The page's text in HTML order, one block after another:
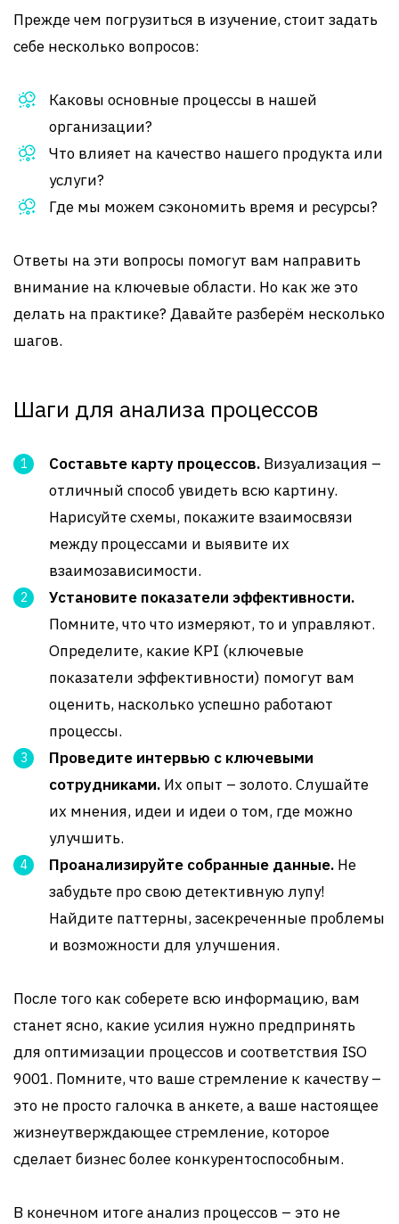
Прежде чем погрузиться в изучение, стоит задать
себе несколько вопросов:
Каковы основные процессы в нашей
организации?
Что влияет на качество нашего продукта или
услуги?
Где мы можем сэкономить время и ресурсы?
Ответы на эти вопросы помогут вам направить
внимание на ключевые области. Но как же это
делать на практике? Давайте разберём несколько
шагов.
Шаги для анализа процессов
Составьте карту процессов. Визуализация –
отличный способ увидеть всю картину.
Нарисуйте схемы, покажите взаимосвязи
между процессами и выявите их
взаимозависимости.
Установите показатели эффективности.
Помните, что что измеряют, то и управляют.
Определите, какие KPI (ключевые
показатели эффективности) помогут вам
оценить, насколько успешно работают
процессы.
Проведите интервью с ключевыми
сотрудниками. Их опыт – золото. Слушайте
их мнения, идеи и идеи о том, где можно
улучшить.
Проанализируйте собранные данные. Не
забудьте про свою детективную лупу!
Найдите паттерны, засекреченные проблемы
и возможности для улучшения.
После того как соберете всю информацию, вам
станет ясно, какие усилия нужно предпринять
для оптимизации процессов и соответствия ISO
9001. Помните, что ваше стремление к качеству –
это не просто галочка в анкете, а ваше настоящее
жизнеутверждающее стремление, которое
сделает бизнес более конкурентоспособным.
В конечном итоге анализ процессов – это не